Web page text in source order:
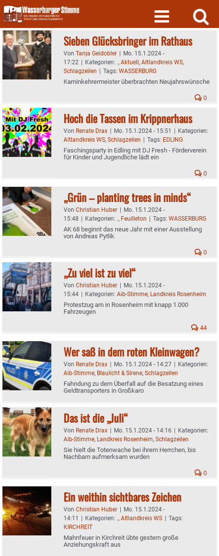
Skip
to
content
Sieben Glücksbringer im Rathaus
Von Tanja Geidobler | Mo. 15.1.2024 -
17:22 | Kategorien: ., Aktuell, Altlandkreis WS,
Schlagzeilen | Tags: WASSERBURG
Kaminkehrermeister überbrachten Neujahrswünsche
0
Hoch die Tassen im Krippnerhaus
Von Renate Drax | Mo. 15.1.2024 - 15:51 | Kategorien:
Altlandkreis WS, Schlagzeilen | Tags: EDLING
Faschingsparty in Edling mit DJ Fresh - Förderverein
für Kinder und Jugendliche lädt ein
0
„Grün – planting trees in minds“
Von Christian Huber | Mo. 15.1.2024 -
15:48 | Kategorien: ., Feuilleton | Tags: WASSERBURG
AK 68 beginnt das neue Jahr mit einer Ausstellung
von Andreas Pytlik
0
„Zu viel ist zu viel“
Von Christian Huber | Mo. 15.1.2024 -
15:44 | Kategorien: Aib-Stimme, Landkreis Rosenheim
Protestzug am in Rosenheim mit knapp 1.000
Fahrzeugen
44
Wer saß in dem roten Kleinwagen?
Von Renate Drax | Mo. 15.1.2024 - 14:27 | Kategorien:
Aib-Stimme, Blaulicht & Sirene, Schlagzeilen
Fahndung zu dem Überfall auf die Besatzung eines
Geldtransporters in Großkaro
Das ist die „Juli“
Von Renate Drax | Mo. 15.1.2024 - 14:16 | Kategorien:
Aib-Stimme, Landkreis Rosenheim, Schlagzeilen
Sie hielt die Totenwache bei ihrem Herrchen, bis
Nachbarn aufmerksam wurden
0
Ein weithin sichtbares Zeichen
Von Christian Huber | Mo. 15.1.2024 -
14:11 | Kategorien: ., Altlandkreis WS | Tags:
KIRCHREIT
Mahnfeuer in Kirchreit übte gestern große
Anziehungskraft aus